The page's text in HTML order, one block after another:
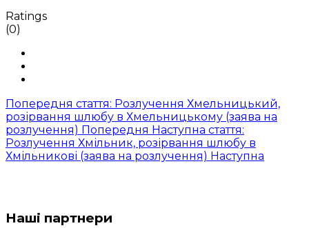
Ratings
(0)
Попередня стаття: Розлучення Хмельницький,
розірвання шлюбу в Хмельницькому (заява на
розлучення) Попередня Наступна стаття:
Розлучення Хмільник, розірвання шлюбу в
Хмільникові (заява на розлучення) Наступна
Наші партнери